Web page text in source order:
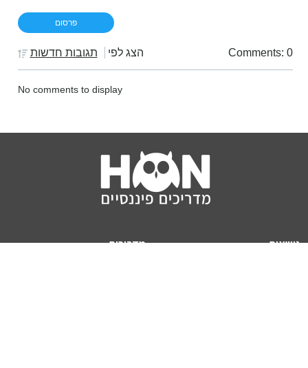
Comments: 0 הצג לפי תגובות חדשות
No comments to display
נושאים
מדריכים